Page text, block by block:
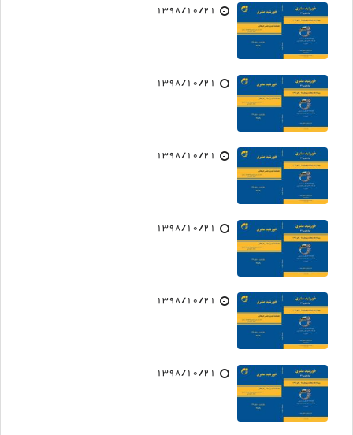
1398/10/21
1398/10/21
1398/10/21
1398/10/21
1398/10/21
1398/10/21